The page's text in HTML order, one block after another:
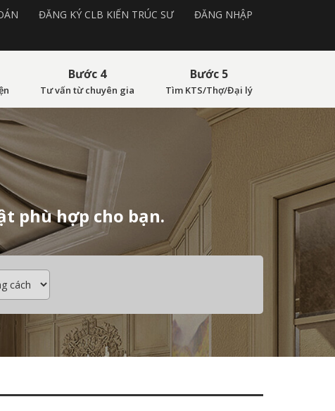
ĐĂNG KÝ CLB KIẾN TRÚC SƯ ĐĂNG NHẬP
Bước 4
Tư vấn từ chuyên gia
Bước 5
Tìm KTS/Thợ/Đại lý
phù hợp cho bạn.